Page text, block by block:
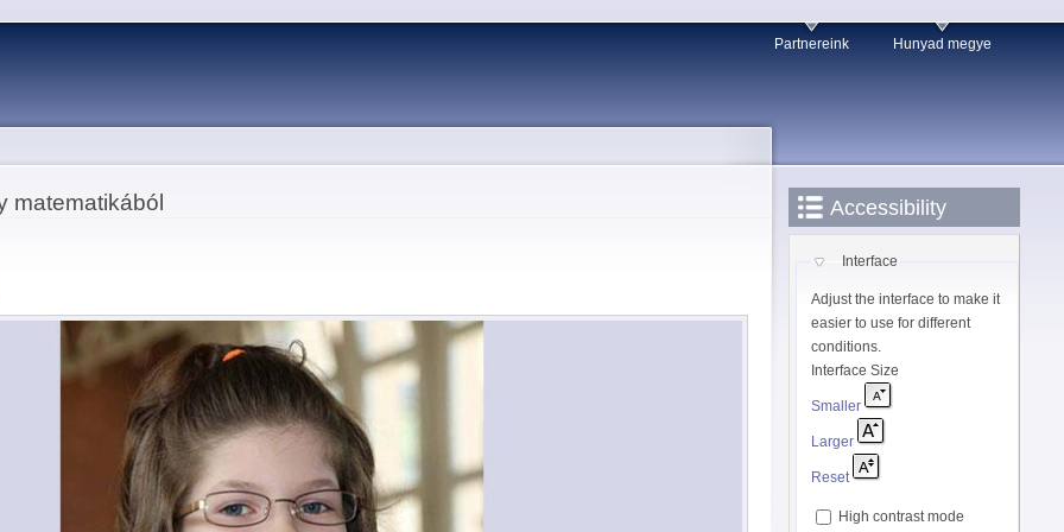
Partnereink Hunyad megye
matematikából Accessibility
Interface
Adjust the interface to make it
easier to use for different
conditions.
Interface Size
Smaller
Larger
Reset
High contrast mode